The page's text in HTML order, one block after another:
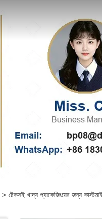
> টেকসই খাদ্য প্যাকেজিংয়ের জন্য